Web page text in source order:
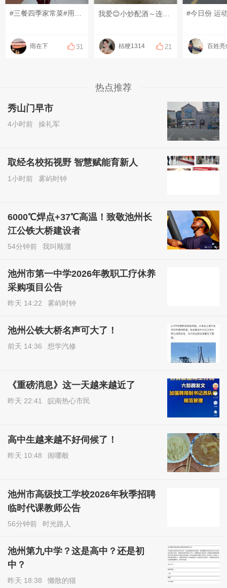
雨在下 31
我爱😊小炒配酒～连喝4天
桔梗1314 21 百姓亮
热点推荐
秀山门早市
4小时前 操礼军
取经名校拓视野 智慧赋能育新人
1小时前 雾屿时钟
6000℃焊点+37℃高温！致敬池州长
江公铁大桥建设者
54分钟前 我叫顺溜
池州市第一中学2026年教职工疗休养
采购项目公告
昨天 14:22 雾屿时钟
池州公铁大桥名声可大了！
前天 14:36 想学汽修
《重磅消息》这一天越来越近了
昨天 22:41 皖南热心市民
高中生越来越不好伺候了！
昨天 10:48 闹哪般
池州市高级技工学校2026年秋季招聘
临时代课教师公告
56分钟前 时光路人
池州第九中学？这是高中？还是初
中？
昨天 18:38 懒散的猫